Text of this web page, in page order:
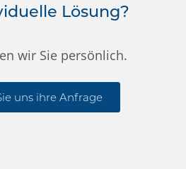
Lösung?
wir Sie persönlich.
uns ihre Anfrage